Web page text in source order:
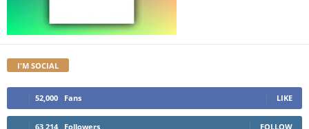
I'M SOCIAL
52,000 Fans LIKE
63,214 Followers FOLLOW